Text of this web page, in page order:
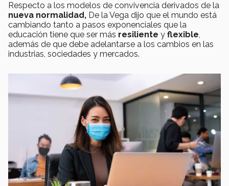
Respecto a los modelos de convivencia derivados de la
nueva normalidad, De la Vega dijo que el mundo está
cambiando tanto a pasos exponenciales que la
educación tiene que ser más resiliente y flexible,
además de que debe adelantarse a los cambios en las
industrias, sociedades y mercados.